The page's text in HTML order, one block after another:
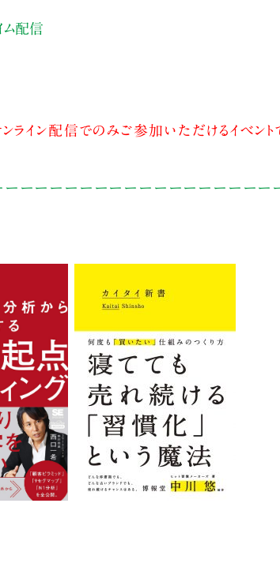
ム配信
ライン配信でのみご参加いただけるイベン
ーーーーーーーーーーーーーーーーーー